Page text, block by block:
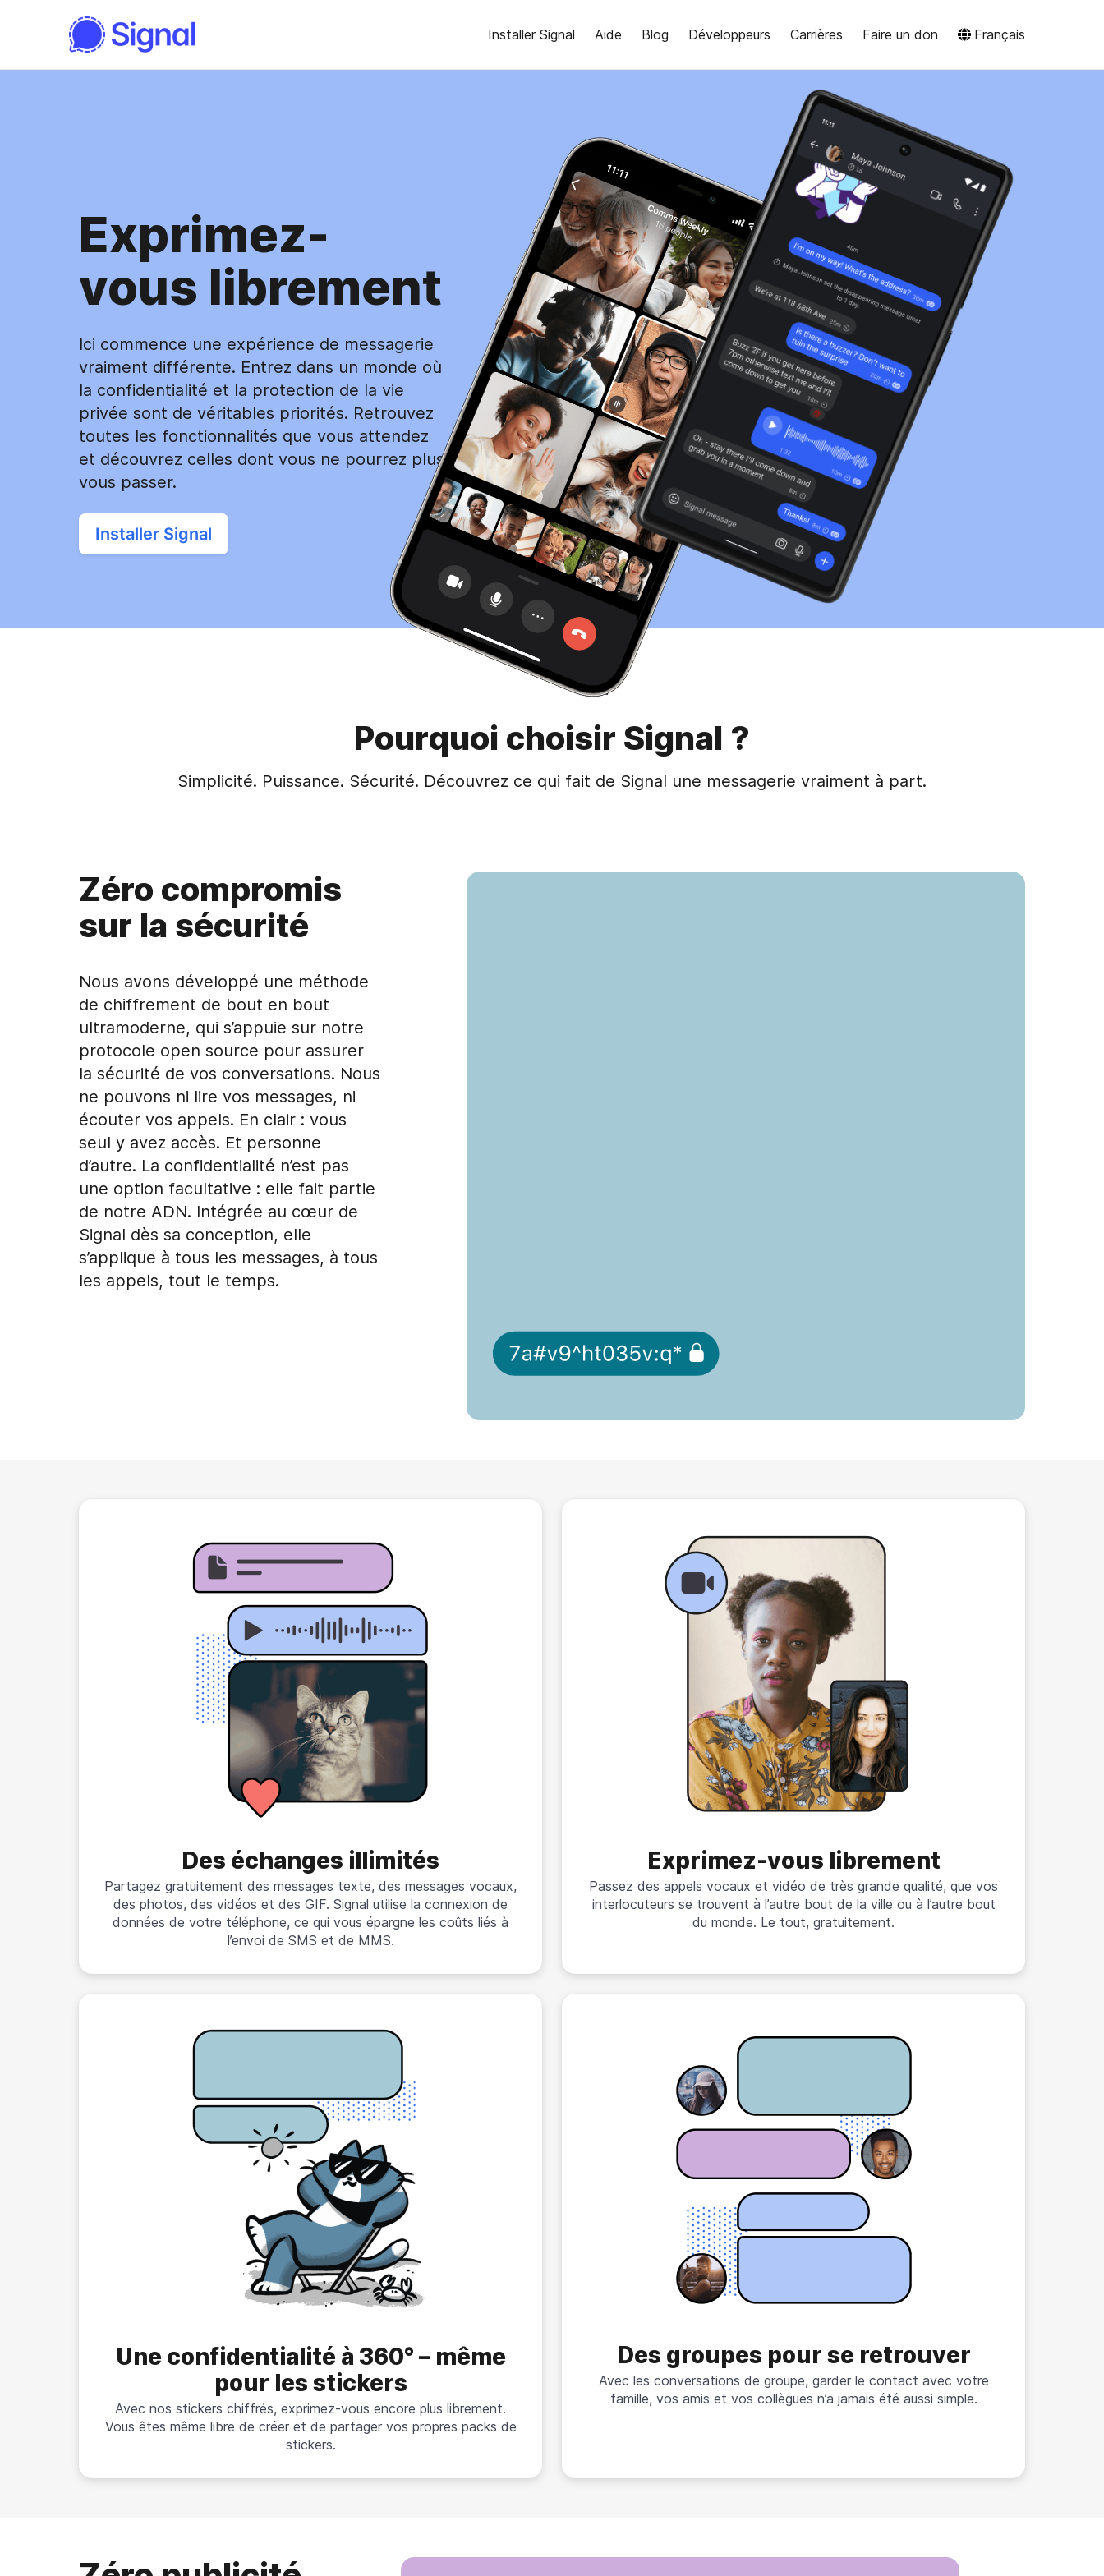
Installer Signal Aide Blog Développeurs Carrières Faire un don Français
Exprimez-
vous librement
Ici commence une expérience de messagerie
vraiment différente. Entrez dans un monde où
la confidentialité et la protection de la vie
privée sont de véritables priorités. Retrouvez
toutes les fonctionnalités que vous attendez
et découvrez celles dont vous ne pourrez plus
vous passer.
Installer Signal
Pourquoi choisir Signal ?
Simplicité. Puissance. Sécurité. Découvrez ce qui fait de Signal une messagerie vraiment à part.
Zéro compromis
sur la sécurité
Nous avons développé une méthode
de chiffrement de bout en bout
ultramoderne, qui s’appuie sur notre
protocole open source pour assurer
la sécurité de vos conversations. Nous
ne pouvons ni lire vos messages, ni
écouter vos appels. En clair : vous
seul y avez accès. Et personne
d’autre. La confidentialité n’est pas
une option facultative : elle fait partie
de notre ADN. Intégrée au cœur de
Signal dès sa conception, elle
s’applique à tous les messages, à tous
les appels, tout le temps.
Des échanges illimités
Partagez gratuitement des messages texte, des messages vocaux,
des photos, des vidéos et des GIF. Signal utilise la connexion de
données de votre téléphone, ce qui vous épargne les coûts liés à
l’envoi de SMS et de MMS.
Exprimez-vous librement
Passez des appels vocaux et vidéo de très grande qualité, que vos
interlocuteurs se trouvent à l’autre bout de la ville ou à l’autre bout
du monde. Le tout, gratuitement.
Une confidentialité à 360° – même
pour les stickers
Avec nos stickers chiffrés, exprimez-vous encore plus librement.
Vous êtes même libre de créer et de partager vos propres packs de
stickers.
Des groupes pour se retrouver
Avec les conversations de groupe, garder le contact avec votre
famille, vos amis et vos collègues n’a jamais été aussi simple.